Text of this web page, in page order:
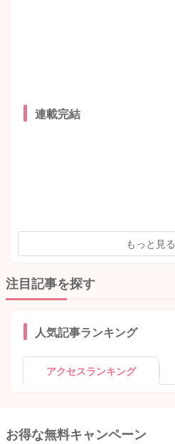
連載完結
もっと見る
注目記事を探す
人気記事ランキング
アクセスランキング
お得な無料キャンペーン